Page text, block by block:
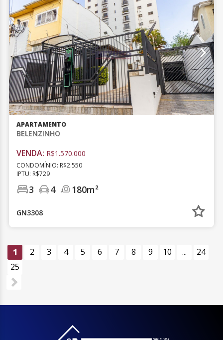
APARTAMENTO
BELENZINHO
VENDA: R$1.570.000
CONDOMÍNIO: R$2.550
IPTU: R$729
3 4 180m²
GN3308
1 2 3 4 5 6 7 8 9 10 ...
24
25